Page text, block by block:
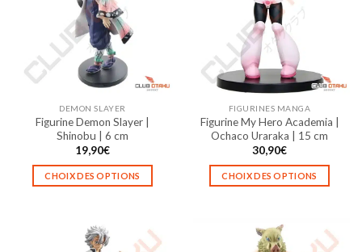
DEMON SLAYER
Figurine Demon Slayer |
Shinobu | 6 cm
19,90€
CHOIX DES OPTIONS
a
plusieurs
FIGURINES MANGA
Figurine My Hero Academia |
Ochaco Uraraka | 15 cm
30,90€
CHOIX DES OPTIONS
a
plusieurs